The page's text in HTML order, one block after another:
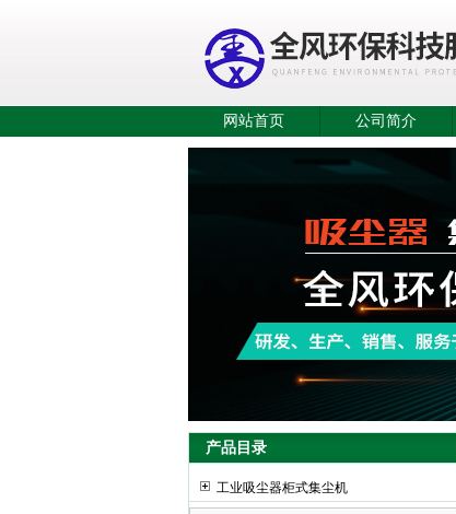
网站首页 公司简介
产品目录
工业吸尘器柜式集尘机